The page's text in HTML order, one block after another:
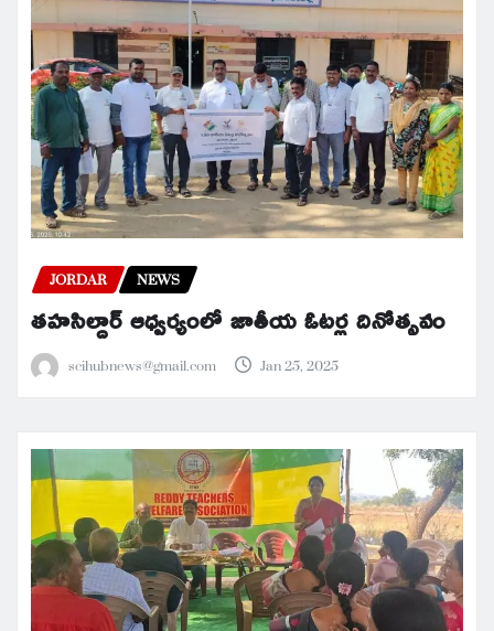
JORDAR NEWS
తహసిల్దార్ ఆధ్వర్యంలో జాతీయ ఓటర్ల దినోత్సవం
scihubnews@gmail.com Jan 25, 2025